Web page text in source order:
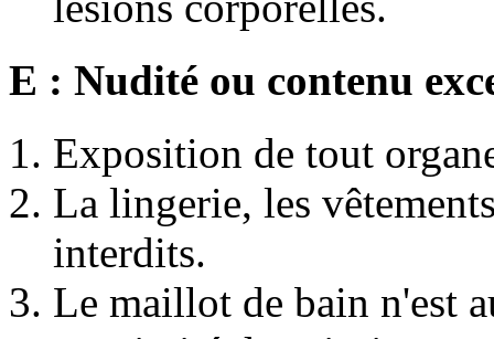
E : Nudité ou contenu
Exposition de tout
La lingerie, les
interdits.
Le maillot de bain n'est